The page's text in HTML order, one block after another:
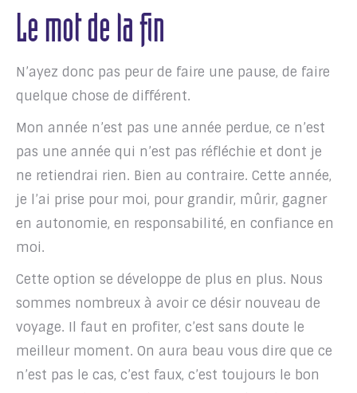
Le mot de la fin
N’ayez donc pas peur de faire une pause, de faire
quelque chose de différent.
Mon année n’est pas une année perdue, ce n’est
pas une année qui n’est pas réfléchie et dont je
ne retiendrai rien. Bien au contraire. Cette année,
je l’ai prise pour moi, pour grandir, mûrir, gagner
en autonomie, en responsabilité, en confiance en
moi.
Cette option se développe de plus en plus. Nous
sommes nombreux à avoir ce désir nouveau de
voyage. Il faut en profiter, c’est sans doute le
meilleur moment. On aura beau vous dire que ce
n’est pas le cas, c’est faux, c’est toujours le bon